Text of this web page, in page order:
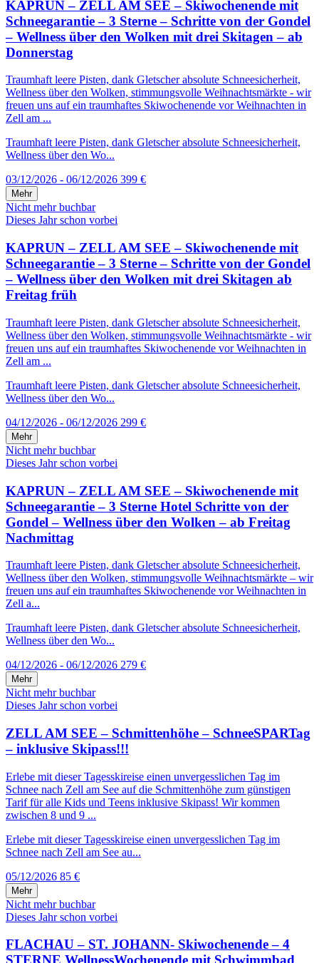
KAPRUN – ZELL AM SEE – Skiwochenende mit
Schneegarantie – 3 Sterne – Schritte von der Gondel
– Wellness über den Wolken mit drei Skitagen – ab
Donnerstag
Traumhaft leere Pisten, dank Gletscher absolute Schneesicherheit,
Wellness über den Wolken, stimmungsvolle Weihnachtsmärkte - wir
freuen uns auf ein traumhaftes Skiwochenende vor Weihnachten in
Zell am ...
Traumhaft leere Pisten, dank Gletscher absolute Schneesicherheit,
Wellness über den Wo...
03/12/2026 - 06/12/2026 399 €
Mehr
Nicht mehr buchbar
Dieses Jahr schon vorbei
KAPRUN – ZELL AM SEE – Skiwochenende mit
Schneegarantie – 3 Sterne – Schritte von der Gondel
– Wellness über den Wolken mit drei Skitagen ab
Freitag früh
Traumhaft leere Pisten, dank Gletscher absolute Schneesicherheit,
Wellness über den Wolken, stimmungsvolle Weihnachtsmärkte - wir
freuen uns auf ein traumhaftes Skiwochenende vor Weihnachten in
Zell am ...
Traumhaft leere Pisten, dank Gletscher absolute Schneesicherheit,
Wellness über den Wo...
04/12/2026 - 06/12/2026 299 €
Mehr
Nicht mehr buchbar
Dieses Jahr schon vorbei
KAPRUN – ZELL AM SEE – Skiwochenende mit
Schneegarantie – 3 Sterne Hotel Schritte von der
Gondel – Wellness über den Wolken – ab Freitag
Nachmittag
Traumhaft leere Pisten, dank Gletscher absolute Schneesicherheit,
Wellness über den Wolken, stimmungsvolle Weihnachtsmärkte – wir
freuen uns auf ein traumhaftes Skiwochenende vor Weihnachten in
Zell a...
Traumhaft leere Pisten, dank Gletscher absolute Schneesicherheit,
Wellness über den Wo...
04/12/2026 - 06/12/2026 279 €
Mehr
Nicht mehr buchbar
Dieses Jahr schon vorbei
ZELL AM SEE – Schmittenhöhe – SchneeSPARTag
– inklusive Skipass!!!
Erlebe mit dieser Tagesskireise einen unvergesslichen Tag im
Schnee nach Zell am See auf die Schmittenhöhe zum günstigen
Tarif für alle Kids und Teens inklusive Skipass! Wir kommen
zwischen 8 und 9 ...
Erlebe mit dieser Tagesskireise einen unvergesslichen Tag im
Schnee nach Zell am See au...
05/12/2026 85 €
Mehr
Nicht mehr buchbar
Dieses Jahr schon vorbei
FLACHAU – ST. JOHANN- Skiwochenende – 4